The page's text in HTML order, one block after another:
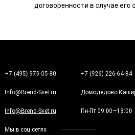
договоренности в случае его
+7 (495) 979-05-80 +7 (926) 226-64-84
Info@Brend-Svet.ru Домодедово
Info@Brend-Svet.ru Пн-Пт 09:00—18:00
Мы в соц.сетях